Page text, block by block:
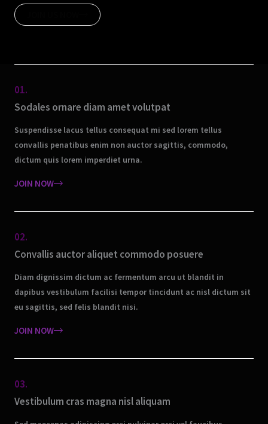
01.
Sodales ornare diam amet volutpat
Suspendisse lacus tellus consequat mi sed lorem tellus
convallis penatibus enim non auctor sagittis, commodo,
dictum quis lorem imperdiet urna.
JOIN NOW
02.
Convallis auctor aliquet commodo posuere
Diam dignissim dictum ac fermentum arcu ut blandit in
dapibus vestibulum facilisi tempor tincidunt ac nisl dictum sit
eu sagittis, sed felis blandit nisi.
JOIN NOW
03.
Vestibulum cras magna nisl aliquam